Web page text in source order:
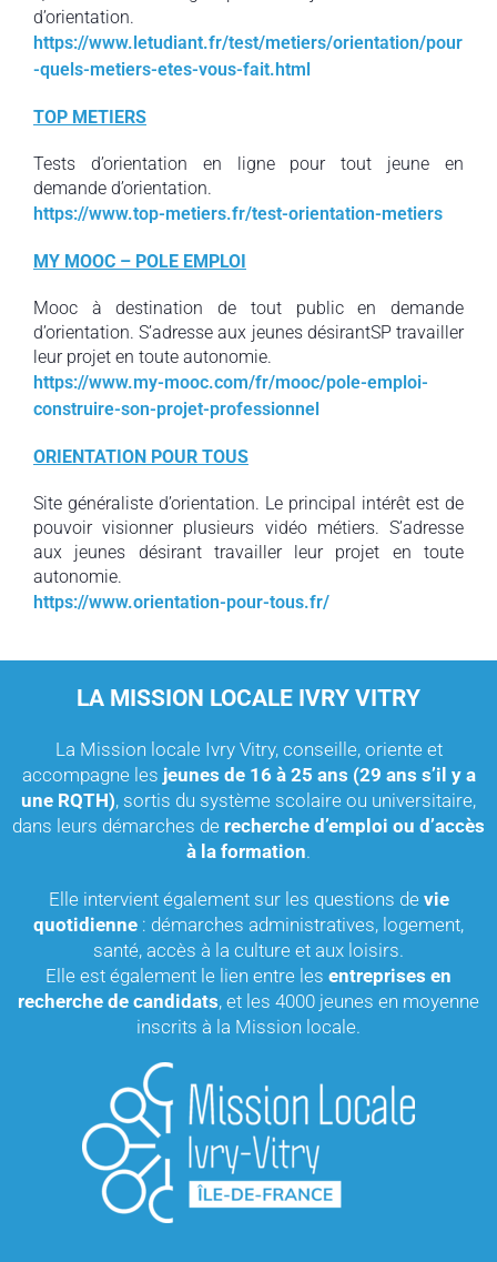
d’orientation.
https://www.letudiant.fr/test/metiers/orientation/pour
-quels-metiers-etes-vous-fait.html
TOP METIERS
Tests d’orientation en ligne pour tout jeune en
demande d’orientation.
https://www.top-metiers.fr/test-orientation-metiers
MY MOOC – POLE EMPLOI
Mooc à destination de tout public en demande
d’orientation. S’adresse aux jeunes désirantSP travailler
leur projet en toute autonomie.
https://www.my-mooc.com/fr/mooc/pole-emploi-
construire-son-projet-professionnel
ORIENTATION POUR TOUS
Site généraliste d’orientation. Le principal intérêt est de
pouvoir visionner plusieurs vidéo métiers. S’adresse
aux jeunes désirant travailler leur projet en toute
autonomie.
https://www.orientation-pour-tous.fr/
LA MISSION LOCALE IVRY VITRY
La Mission locale Ivry Vitry, conseille, oriente et
accompagne les jeunes de 16 à 25 ans (29 ans s’il y a
une RQTH), sortis du système scolaire ou universitaire,
dans leurs démarches de recherche d’emploi ou d’accès
à la formation.
Elle intervient également sur les questions de vie
quotidienne : démarches administratives, logement,
santé, accès à la culture et aux loisirs.
Elle est également le lien entre les entreprises en
recherche de candidats, et les 4000 jeunes en moyenne
inscrits à la Mission locale.